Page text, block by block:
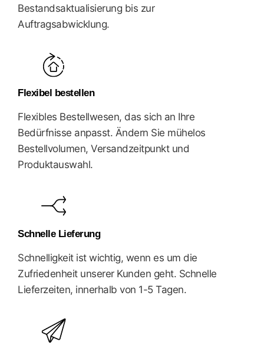
Bestandsaktualisierung bis zur
Auftragsabwicklung.
Flexibel bestellen
Flexibles Bestellwesen, das sich an Ihre
Bedürfnisse anpasst. Ändern Sie mühelos
Bestellvolumen, Versandzeitpunkt und
Produktauswahl.
Schnelle Lieferung
Schnelligkeit ist wichtig, wenn es um die
Zufriedenheit unserer Kunden geht. Schnelle
Lieferzeiten, innerhalb von 1-5 Tagen.